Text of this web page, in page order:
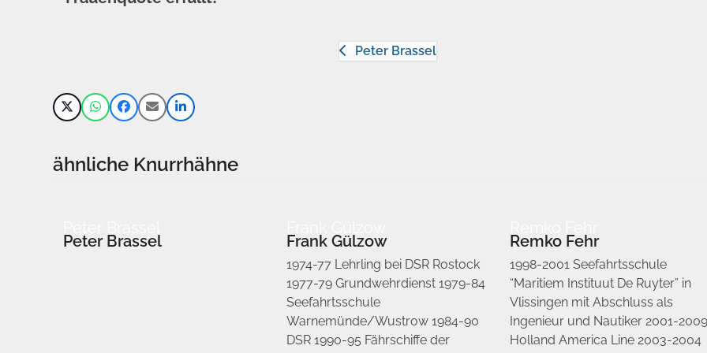
Peter Brassel
ähnliche Knurrhähne
Peter Brassel Frank Gülzow
1974-77 Lehrling bei DSR Rostock
1977-79 Grundwehrdienst 1979-84
Seefahrtsschule
Warnemünde/Wustrow 1984-90
DSR 1990-95 Fährschiffe der
Remko Fehr
1998-2001 Seefahrtsschule
“Maritiem Instituut De Ruyter” in
Vlissingen mit Abschluss als
Ingenieur und Nautiker 2001-2009
Holland America Line 2003-2004